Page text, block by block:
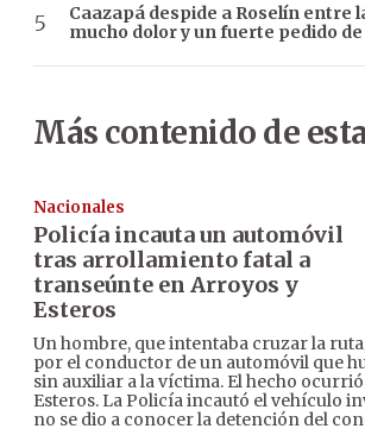
Caazapá despide a Roselín entre
mucho dolor y un fuerte pedido
Más contenido de
Nacionales
Policía incauta un automóvil
tras arrollamiento fatal a
transeúnte en Arroyos y
Esteros
Un hombre, que intentaba cruzar la
por el conductor de un automóvil que
sin auxiliar a la víctima. El hecho
Esteros. La Policía incautó el vehículo
no se dio a conocer la detención del